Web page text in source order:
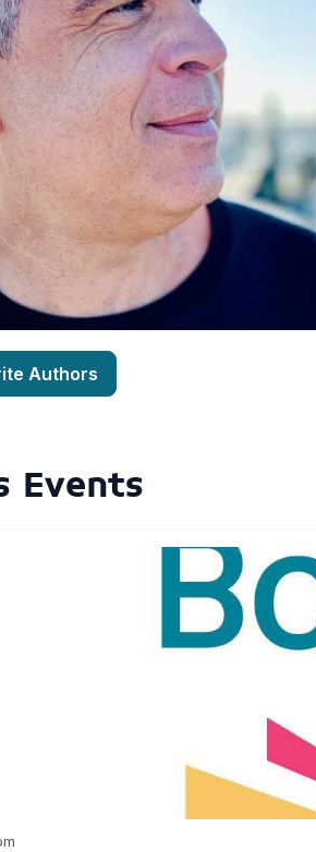
Authors
Events